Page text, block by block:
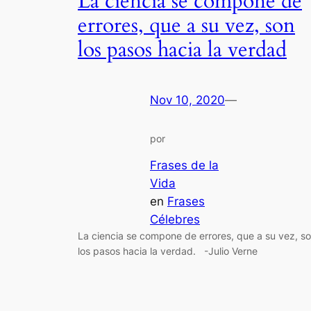
errores, que a su vez, son
los pasos hacia la verdad
Nov 10, 2020—
por
Frases de la
Vida
en Frases
Célebres
La ciencia se compone de errores, que a su vez,
los pasos hacia la verdad. -Julio Verne